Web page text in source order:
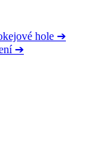
hole ➔
➔